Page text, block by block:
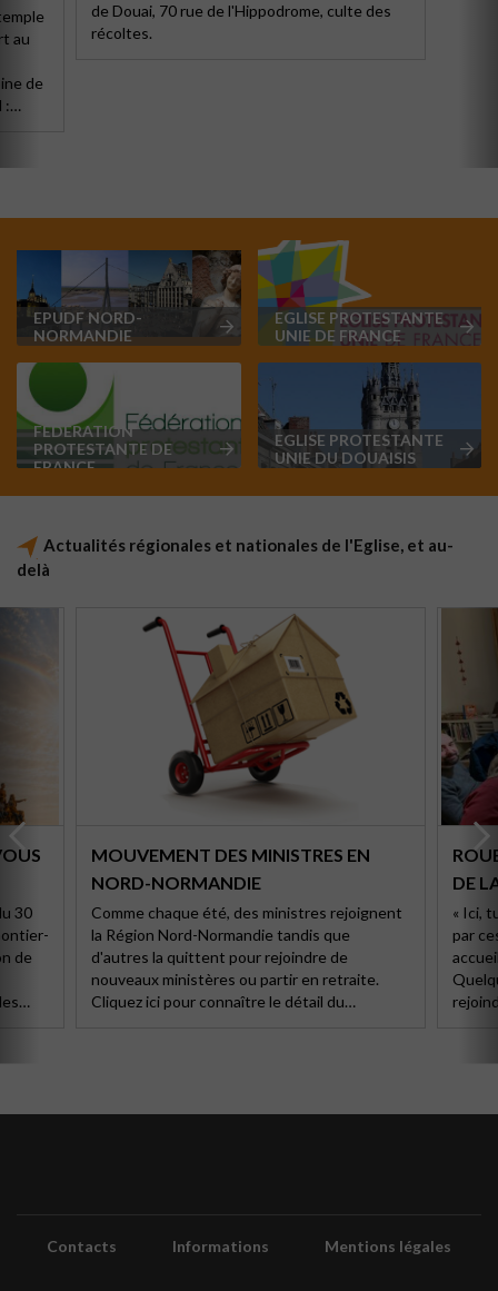
au
de
:
de Douai, 70 rue de l'Hippodrome, culte des
récoltes.
EPUDF NORD-
NORMANDIE
EGLISE PROTESTANTE
UNIE DE FRANCE
FÉDÉRATION
PROTESTANTE DE
FRANCE
EGLISE PROTESTANTE
UNIE DU DOUAISIS
Actualités régionales et nationales de l'Eglise, et au-
delà
30
de
MOUVEMENT DES MINISTRES EN
NORD-NORMANDIE
Comme chaque été, des ministres rejoignent
la Région Nord-Normandie tandis que
d'autres la quittent pour rejoindre de
nouveaux ministères ou partir en retraite.
Cliquez ici pour connaître le détail du
DE
« Ici,
par
Contacts Informations Mentions légales